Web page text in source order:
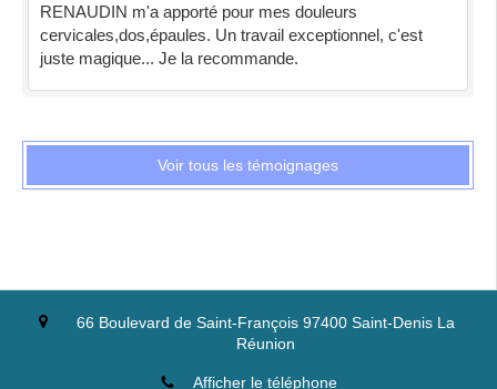
RENAUDIN m'a apporté pour mes douleurs
cervicales,dos,épaules. Un travail exceptionnel, c'est
juste magique... Je la recommande.
Voir tous les témoignages
66 Boulevard de Saint-François 97400 Saint-Denis La
Réunion
Afficher le téléphone